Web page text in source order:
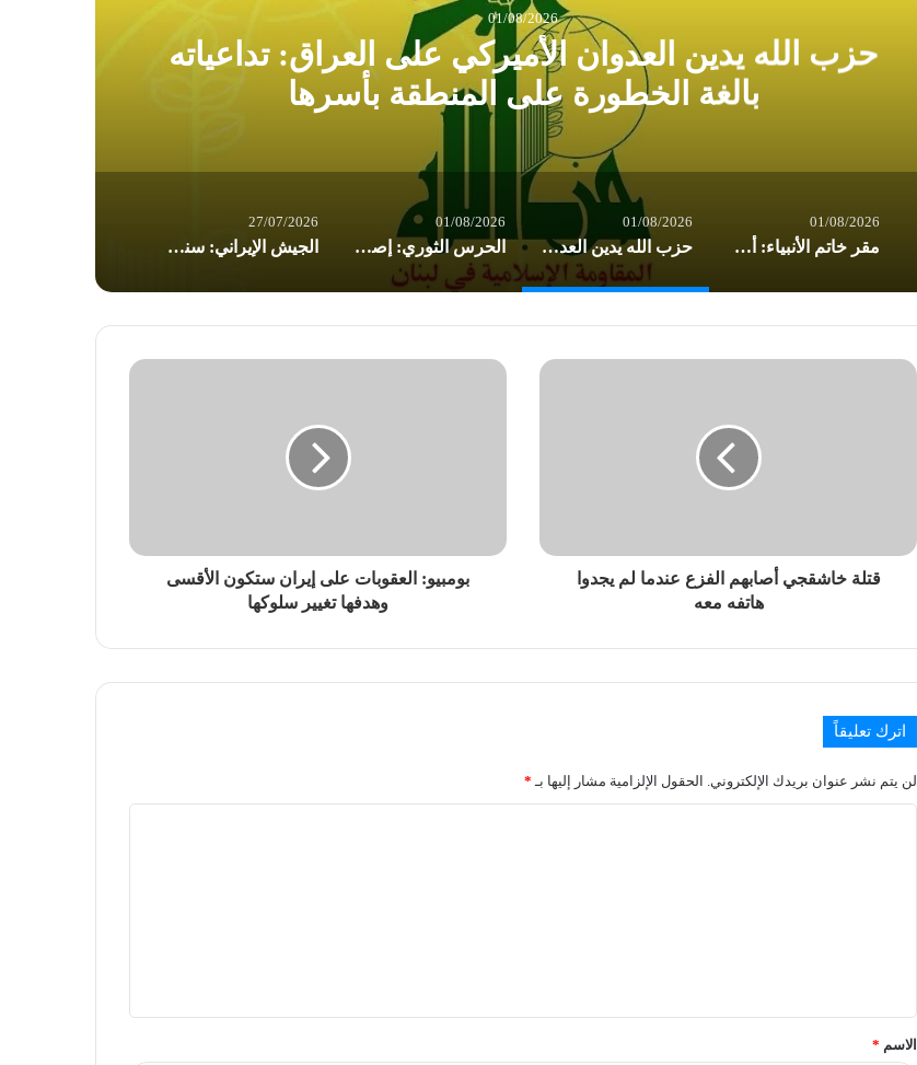
01/08/2026
حزب الله يدين العدوان الأميركي على العراق: تداعياته
بالغة الخطورة على المنطقة بأسرها
01/08/2026
مقر خاتم الأنبياء: أميركا تسير بوتيرة نحو إشعال حرب إقليمية شاملة
01/08/2026
حزب الله يدين العدوان الأميركي على العراق: تداعياته بالغة الخطورة على المنطقة بأسرها
01/08/2026
الحرس الثوري: إصابة ناقلتي نفط مخالفتين وإجبارهما على التوقف في مضيق هرمز
27/07/2026
الجيش الإيراني: سنرد على أي عدوان برد قوي وساحق
قتلة خاشقجي أصابهم الفزع عندما لم يجدوا
هاتفه معه
بومبيو: العقوبات على إيران ستكون الأقسى
وهدفها تغيير سلوكها
اترك تعليقاً
لن يتم نشر عنوان بريدك الإلكتروني. الحقول الإلزامية مشار إليها بـ *
الاسم *